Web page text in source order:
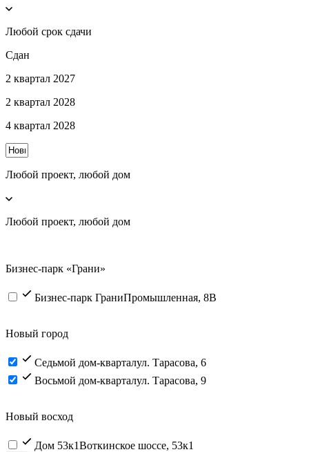
Любой срок сдачи
Сдан
2 квартал 2027
2 квартал 2028
4 квартал 2028
Любой проект, любой дом
Любой проект, любой дом
Бизнес-парк «Грани»
Бизнес-парк ГраниПромышленная, 8В
Новый город
Седьмой дом-кварталул. Тарасова, 6
Восьмой дом-кварталул. Тарасова, 9
Новый восход
Дом 53к1Воткинское шоссе, 53к1